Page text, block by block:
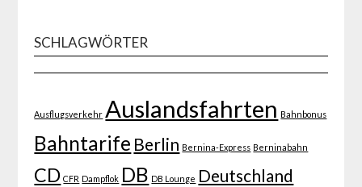
SCHLAGWÖRTER
Ausflugsverkehr Auslandsfahrten Bahnbonus
Bahntarife Berlin Bernina-Express Berninabahn
CD CFR Dampflok DB DB Lounge Deutschland